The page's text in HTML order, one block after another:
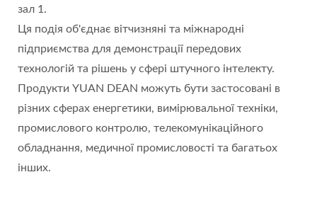
зал 1.
Ця подія об'єднає вітчизняні та міжнародні
підприємства для демонстрації передових
технологій та рішень у сфері штучного інтелекту.
Продукти YUAN DEAN можуть бути застосовані в
різних сферах енергетики, вимірювальної техніки,
промислового контролю, телекомунікаційного
обладнання, медичної промисловості та багатьох
інших.